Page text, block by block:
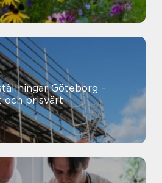
Göteborg –
prisvärt